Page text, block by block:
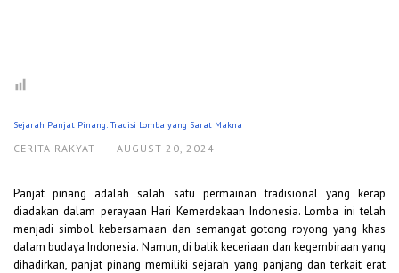
Sejarah Panjat Pinang: Tradisi Lomba yang Sarat Makna
CERITA RAKYAT · AUGUST 20, 2024
Panjat pinang adalah salah satu permainan tradisional yang kerap
diadakan dalam perayaan Hari Kemerdekaan Indonesia. Lomba ini telah
menjadi simbol kebersamaan dan semangat gotong royong yang khas
dalam budaya Indonesia. Namun, di balik keceriaan dan kegembiraan yang
dihadirkan, panjat pinang memiliki sejarah yang panjang dan terkait erat